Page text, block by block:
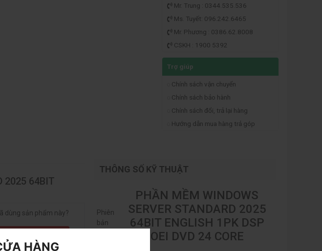
Mr. Trung : 0344.535.536
Ms. Tuyết: 096.242.6465
Mr. Phương : 0386.62.8008
CSKH : 1900 5392
Trợ giúp
Chính sách vận chuyển
Chính sách bảo hành
Chính sách đổi, trả lại hàng
Hướng dẫn mua hàng trả góp
2025 64BIT
dùng sản phẩm này?
THÔNG SỐ KỸ THUẬT
Phiên
bản
PHẦN MỀM WINDOWS
SERVER STANDARD 2025
64BIT ENGLISH 1PK DSP
OEI DVD 24 CORE
HÀNG